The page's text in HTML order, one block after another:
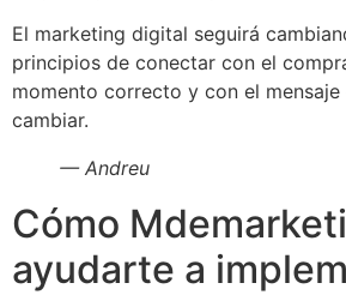
El marketing digital seguirá
principios de conectar con el
momento correcto y con el
cambiar.
— Andreu
Cómo
ayudarte a